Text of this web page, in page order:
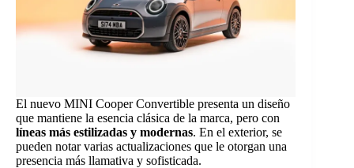
El nuevo MINI Cooper Convertible presenta un diseño
que mantiene la esencia clásica de la marca, pero con
líneas más estilizadas y modernas. En el exterior, se
pueden notar varias actualizaciones que le otorgan una
presencia más llamativa y sofisticada.